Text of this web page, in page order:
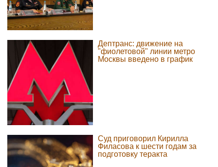
Дептранс: движение на
"фиолетовой" линии метро
Москвы введено в график
Суд приговорил Кирилла
Филасова к шести годам за
подготовку теракта